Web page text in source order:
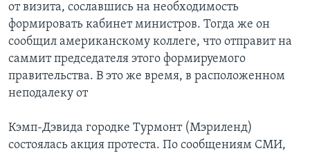
от визита, сославшись на необходимость
формировать кабинет министров. Тогда же он
сообщил американскому коллеге, что отправит на
саммит председателя этого формируемого
правительства. В это же время, в расположенном
неподалеку от
Кэмп-Дэвида городке Турмонт (Мэриленд)
состоялась акция протеста. По сообщениям СМИ,